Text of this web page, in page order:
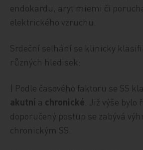
endokardu, aryt miemi či
elektrického vzruchu.
Srdeční selhání se klinicky
různých hledisek:
| Podle časového faktoru se SS
akutní a chronické . Již výše
doporučený postup se zabývá
chronickým SS.